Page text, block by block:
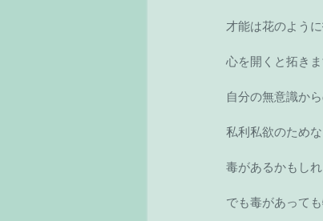
才能は花のよう
心を開くと拓き
自分の無意識か
私利私欲のため
毒があるかもし
でも毒があって